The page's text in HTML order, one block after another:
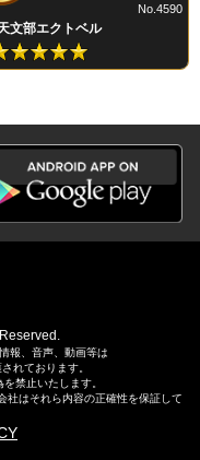
文部エクトベル
No.4590
報、音声、動画等は
れております。
禁止いたします。
社はそれら内容の正確性を保証して